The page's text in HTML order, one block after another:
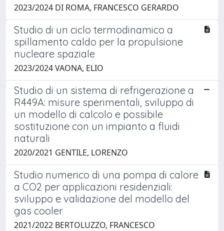
2023/2024 DI ROMA, FRANCESCO GERARDO
Studio di un ciclo termodinamico a
spillamento caldo per la propulsione
nucleare spaziale
2023/2024 VAONA, ELIO
Studio di un sistema di refrigerazione a
R449A: misure sperimentali, sviluppo di
un modello di calcolo e possibile
sostituzione con un impianto a fluidi
naturali
2020/2021 GENTILE, LORENZO
Studio numerico di una pompa di calore
a CO2 per applicazioni residenziali:
sviluppo e validazione del modello del
gas cooler
2021/2022 BERTOLUZZO, FRANCESCO